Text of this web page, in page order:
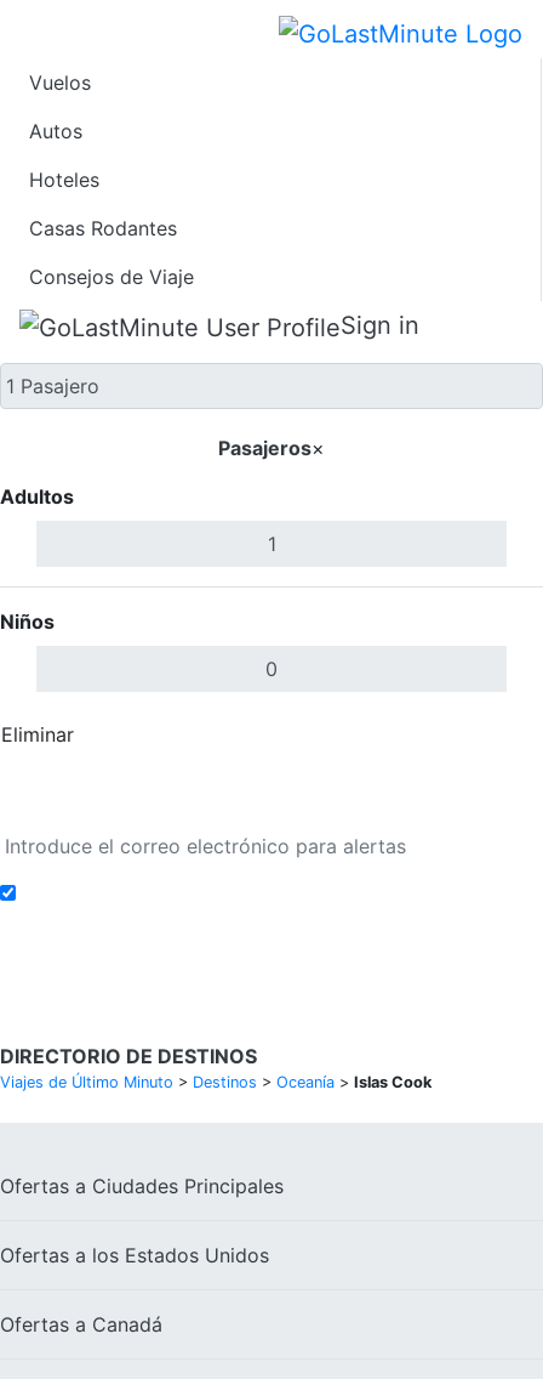
Vuelos
Autos
Hoteles
Casas Rodantes
Consejos de Viaje
Sign in
Solo ida
Pasajeros×
Adultos
Niños
Eliminar
DIRECTORIO DE DESTINOS
Viajes de Último Minuto > Destinos > Oceanía > Islas Cook
Ofertas a Ciudades Principales
Ofertas a los Estados Unidos
Ofertas a Canadá